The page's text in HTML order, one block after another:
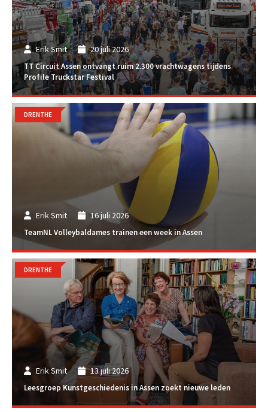
Erik Smit 20 juli 2026
TT Circuit Assen ontvangt ruim 2.300 vrachtwagens tijdens
Profile Truckstar Festival
Erik Smit 16 juli 2026
TeamNL Volleybaldames trainen een week in Assen
DRENTHE
Erik Smit 13 juli 2026
Leesgroep Kunstgeschiedenis in Assen zoekt nieuwe leden
DRENTHE